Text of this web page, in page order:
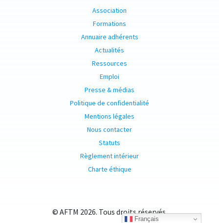
Association
Formations
Annuaire adhérents
Actualités
Ressources
Emploi
Presse & médias
Politique de confidentialité
Mentions légales
Nous contacter
Statuts
Règlement intérieur
Charte éthique
© AFTM 2026. Tous droits réservés.
Français